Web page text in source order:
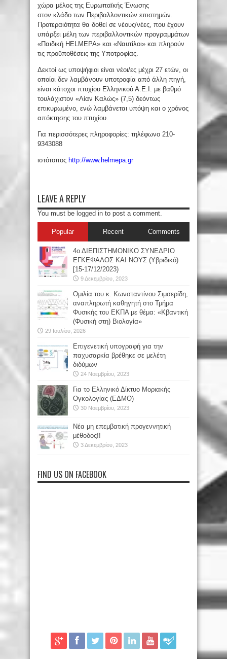
χώρα μέλος της Ευρωπαϊκής Ένωσης
στον κλάδο των Περιβαλλοντικών επιστημών.
Προτεραιότητα θα δοθεί σε νέους/νέες, που έχουν
υπάρξει μέλη των περιβαλλοντικών προγραμμάτων
«Παιδική HELMEPA» και «Ναυτίλοι» και πληρούν
τις προϋποθέσεις της Υποτροφίας.
Δεκτοί ως υποψήφιοι είναι νέοι/ες μέχρι 27 ετών, οι
οποίοι δεν λαμβάνουν υποτροφία από άλλη πηγή,
είναι κάτοχοι πτυχίου Ελληνικού Α.Ε.Ι. με βαθμό
τουλάχιστον «Λίαν Καλώς» (7,5) δεόντως
επικυρωμένο, ενώ λαμβάνεται υπόψη και ο χρόνος
απόκτησης του πτυχίου.
Για περισσότερες πληροφορίες: τηλέφωνο 210-
9343088
ιστότοπος http://www.helmepa.gr
LEAVE A REPLY
You must be logged in to post a comment.
Popular Recent Comments
4ο ΔΙΕΠΙΣΤΗΜΟΝΙΚΟ ΣΥΝΕΔΡΙΟ
ΕΓΚΕΦΑΛΟΣ ΚΑΙ ΝΟΥΣ (Υβριδικό)
[15-17/12/2023)
9 Δεκεμβρίου, 2023
Oμιλία του κ. Κωνσταντίνου Σιμσερίδη,
αναπληρωτή καθηγητή στο Τμήμα
Φυσικής του ΕΚΠΑ με θέμα: «Κβαντική
(Φυσική στη) Βιολογία»
29 Ιουλίου, 2026
Επιγενετική υπογραφή για την
παχυσαρκία βρέθηκε σε μελέτη
διδύμων
24 Νοεμβρίου, 2023
Για το Ελληνικό Δίκτυο Μοριακής
Ογκολογίας (ΕΔΜΟ)
30 Νοεμβρίου, 2023
Νέα μη επεμβατική προγεννητική
μέθοδος!!
3 Δεκεμβρίου, 2023
FIND US ON FACEBOOK